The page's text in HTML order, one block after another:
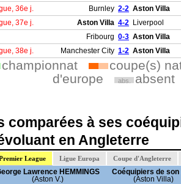
36e j. Burnley 2-2 Aston Villa
37e j. Aston Villa 4-2 Liverpool
Fribourg 0-3 Aston Villa
38e j. Manchester City 1-2 Aston Villa
championnat
coupe(s)
d'europe
abs. absent
comparées à ses
en Angleterre
League Ligue Europa Coupe d'Angleterre
Lawrence HEMMINGS
(Aston V.)
Coéquipiers de son
(Aston Villa)